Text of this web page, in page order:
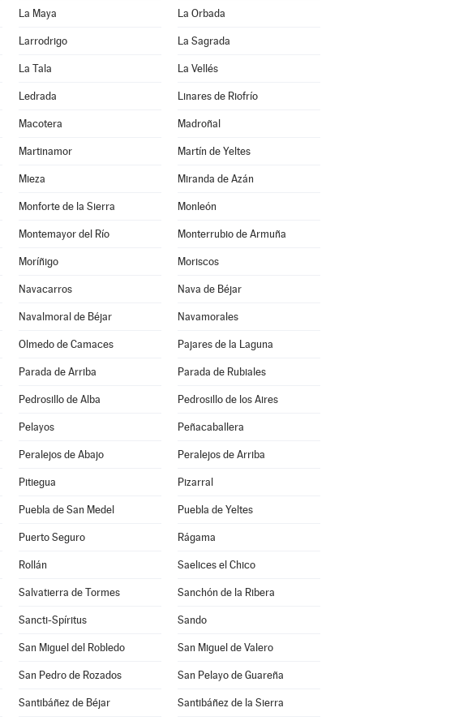
La Maya La Orbada
Larrodrigo La Sagrada
La Tala La Vellés
Ledrada Linares de Riofrío
Macotera Madroñal
Martinamor Martín de Yeltes
Mieza Miranda de Azán
Monforte de la Sierra Monleón
Montemayor del Río Monterrubio de Armuña
Moríñigo Moriscos
Navacarros Nava de Béjar
Navalmoral de Béjar Navamorales
Olmedo de Camaces Pajares de la Laguna
Parada de Arriba Parada de Rubiales
Pedrosillo de Alba Pedrosillo de los Aires
Pelayos Peñacaballera
Peralejos de Abajo Peralejos de Arriba
Pitiegua Pizarral
Puebla de San Medel Puebla de Yeltes
Puerto Seguro Rágama
Rollán Saelices el Chico
Salvatierra de Tormes Sanchón de la Ribera
Sancti-Spíritus Sando
San Miguel del Robledo San Miguel de Valero
San Pedro de Rozados San Pelayo de Guareña
Santibáñez de Béjar Santibáñez de la Sierra